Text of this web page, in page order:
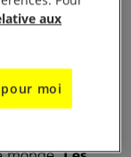
représailles.
forcées ou
à l’encontre
aux
moi